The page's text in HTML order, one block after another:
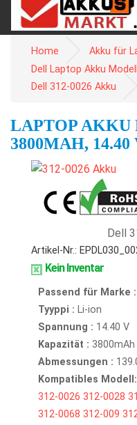
Home
Akku für
Dell Laptop Akku
Dell 312-0026 Akku
LAPTOP AKKU
3800MAH,
Dell
Artikel-Nr.:
Kein Inventar
Passend für Marke :
Tyyppi : Li-ion
Spannung : 14.40 V
Kapazität : 3800mAh
Abmessungen :
Kompatibles Modell:
312-0026 312-0028
312-0068 312-009